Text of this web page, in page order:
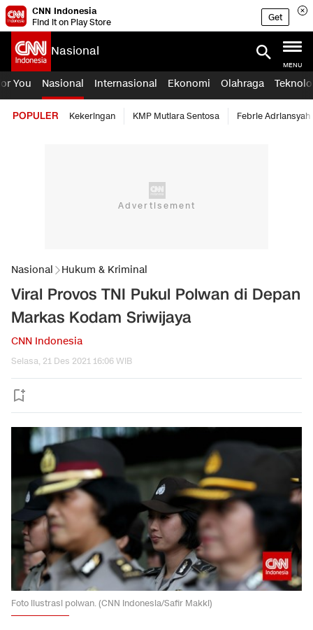
CNN Indonesia
Find it on Play Store
Get
Nasional
MENU
You Nasional Internasional Ekonomi Olahraga
POPULER Kekeringan KMP Mutiara Sentosa Febrie Adriansyah
Nasional Hukum & Kriminal
Viral Provos TNI Pukul Polwan di Depan
Markas Kodam Sriwijaya
CNN Indonesia
Selasa, 21 Des 2021 16:06 WIB
Foto ilustrasi polwan. (CNN Indonesia/Safir Makki)